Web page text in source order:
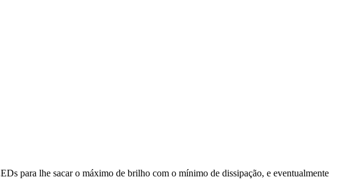
para lhe sacar o máximo de brilho com o mínimo de dissipação, e eventualmente